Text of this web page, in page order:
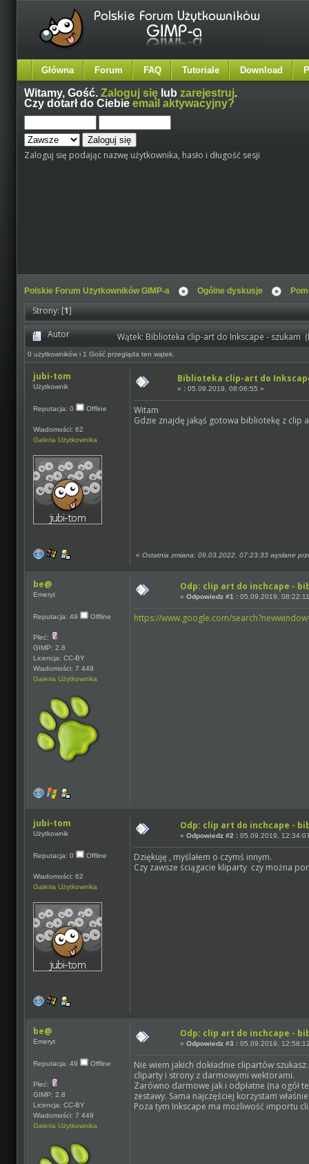
Główna Forum FAQ Tutoriale Download
Witamy, Gość. Zaloguj się lub zarejestruj.
Czy dotarł do Ciebie email aktywacyjny?
Zaloguj się podając nazwę użytkownika, hasło i długość sesji
Polskie Forum Użytkowników GIMP-a Ogólne dyskusje
Strony: [1]
Autor
Wątek: Biblioteka clip-art do Inkscape - szukam
0 użytkowników i 1 Gość przegląda ten wątek.
jubi-tom
Użytkownik
Reputacja: 0 Offline
Wiadomości: 62
Galeria Użytkownika
Biblioteka clip-art do
« : 05.09.2019, 08:06:55 »
Witam
Gdzie znajdę jakąś gotowa bibliotekę z clip
«Ostatnia zmiana: 09.03.2022, 07:23:33 wysłane
be@
Emeryt
Reputacja: 49 Offline
Płeć:
GIMP: 2.8
Licencja: CC-BY
Wiadomości: 7 449
Galeria Użytkownika
Odp: clip art do inchcape -
«Odpowiedz #1 : 05.09.2019,
https://www.google.com/
jubi-tom
Użytkownik
Reputacja: 0 Offline
Wiadomości: 62
Galeria Użytkownika
Odp: clip art do inchcape -
«Odpowiedz #2 : 05.09.2019,
Dziękuję , myślałem o czymś innym.
Czy zawsze ściągacie kliparty czy można
be@
Emeryt
Reputacja: 49 Offline
Płeć:
GIMP: 2.8
Licencja: CC-BY
Wiadomości: 7 449
Galeria Użytkownika
Odp: clip art do inchcape -
«Odpowiedz #3 : 05.09.2019,
Nie wiem jakich dokładnie clipartów
cliparty i strony z darmowymi wektorami.
Zarówno darmowe jak i odpłatne (na ogół
zestawy. Sama najczęściej korzystam
Poza tym Inkscape ma możliwość importu